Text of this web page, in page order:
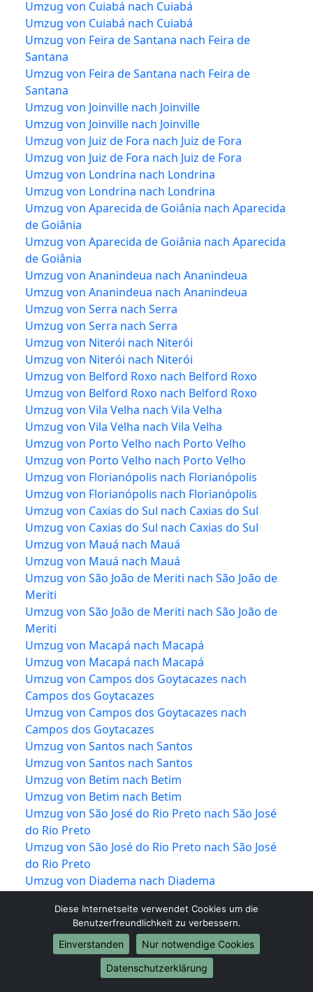
Umzug von Cuiabá nach Cuiabá
Umzug von Cuiabá nach Cuiabá
Umzug von Feira de Santana nach Feira de
Santana
Umzug von Feira de Santana nach Feira de
Santana
Umzug von Joinville nach Joinville
Umzug von Joinville nach Joinville
Umzug von Juiz de Fora nach Juiz de Fora
Umzug von Juiz de Fora nach Juiz de Fora
Umzug von Londrina nach Londrina
Umzug von Londrina nach Londrina
Umzug von Aparecida de Goiânia nach Aparecida
de Goiânia
Umzug von Aparecida de Goiânia nach Aparecida
de Goiânia
Umzug von Ananindeua nach Ananindeua
Umzug von Ananindeua nach Ananindeua
Umzug von Serra nach Serra
Umzug von Serra nach Serra
Umzug von Niterói nach Niterói
Umzug von Niterói nach Niterói
Umzug von Belford Roxo nach Belford Roxo
Umzug von Belford Roxo nach Belford Roxo
Umzug von Vila Velha nach Vila Velha
Umzug von Vila Velha nach Vila Velha
Umzug von Porto Velho nach Porto Velho
Umzug von Porto Velho nach Porto Velho
Umzug von Florianópolis nach Florianópolis
Umzug von Florianópolis nach Florianópolis
Umzug von Caxias do Sul nach Caxias do Sul
Umzug von Caxias do Sul nach Caxias do Sul
Umzug von Mauá nach Mauá
Umzug von Mauá nach Mauá
Umzug von São João de Meriti nach São João de
Meriti
Umzug von São João de Meriti nach São João de
Meriti
Umzug von Macapá nach Macapá
Umzug von Macapá nach Macapá
Umzug von Campos dos Goytacazes nach
Campos dos Goytacazes
Umzug von Campos dos Goytacazes nach
Campos dos Goytacazes
Umzug von Santos nach Santos
Umzug von Santos nach Santos
Umzug von Betim nach Betim
Umzug von Betim nach Betim
Umzug von São José do Rio Preto nach São José
do Rio Preto
Umzug von São José do Rio Preto nach São José
do Rio Preto
Umzug von Diadema nach Diadema
Umzug von Mogi das Cruzes nach Mogi das
Cruzes
Umzug von Mogi das Cruzes nach Mogi das
Umzug von Maringá nach Maringá
Diese Internetseite verwendet Cookies um die
Benutzerfreundlichkeit zu verbessern.
Einverstanden
Nur notwendige Cookies
Datenschutzerklärung